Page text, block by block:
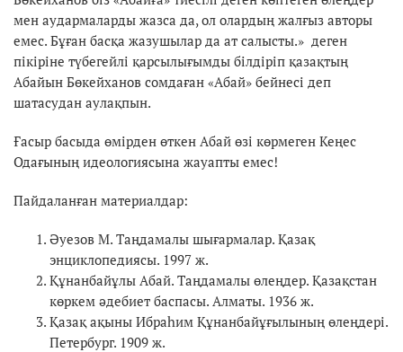
мен аудармаларды жазса да, ол олардың жалғыз авторы
емес. Бұған басқа жазушылар да ат салысты.» деген
пікіріне түбегейлі қарсылығымды білдіріп қазақтың
Абайын Бөкейханов сомдаған «Абай» бейнесі деп
шатасудан аулақпын.
Ғасыр басыда өмірден өткен Абай өзі көрмеген Кеңес
Одағының идеологиясына жауапты емес!
Пайдаланған материалдар:
Әуезов М. Таңдамалы шығармалар. Қазақ
энциклопедиясы. 1997 ж.
Құнанбайұлы Абай. Таңдамалы өлеңдер. Қазақстан
көркем әдебиет баспасы. Алматы. 1936 ж.
Қазақ ақыны Ибраһим Құнанбайұғылының өлеңдері.
Петербург. 1909 ж.